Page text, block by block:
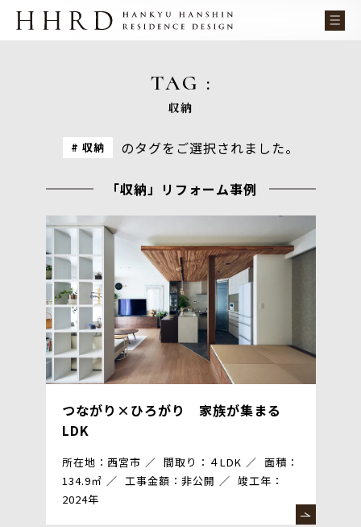
TAG :
収納
収納 のタグをご選択されました。
「収納」リフォーム事例
つながり×ひろがり 家族が集まる
LDK
所在地：西宮市 間取り：４LDK
面積：
134.9㎡
工事金額：非公開
竣工年：
2024年